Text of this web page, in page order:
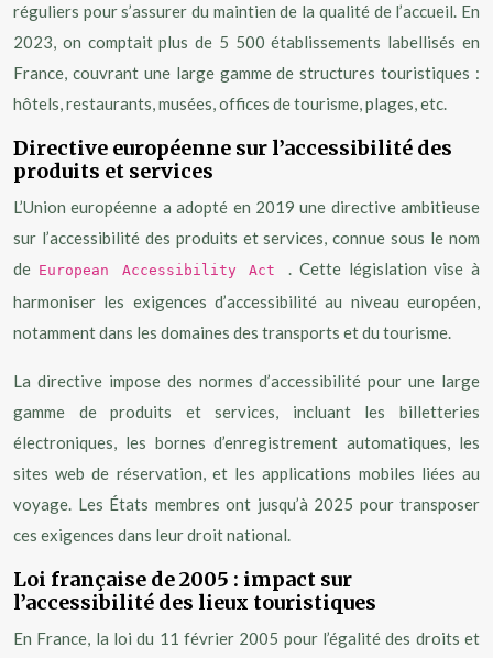
réguliers pour s’assurer du maintien de la qualité de l’accueil. En
2023, on comptait plus de 5 500 établissements labellisés en
France, couvrant une large gamme de structures touristiques :
hôtels, restaurants, musées, offices de tourisme, plages, etc.
Directive européenne sur l’accessibilité des
produits et services
L’Union européenne a adopté en 2019 une directive ambitieuse
sur l’accessibilité des produits et services, connue sous le nom
de European Accessibility Act . Cette législation vise à
harmoniser les exigences d’accessibilité au niveau européen,
notamment dans les domaines des transports et du tourisme.
La directive impose des normes d’accessibilité pour une large
gamme de produits et services, incluant les billetteries
électroniques, les bornes d’enregistrement automatiques, les
sites web de réservation, et les applications mobiles liées au
voyage. Les États membres ont jusqu’à 2025 pour transposer
ces exigences dans leur droit national.
Loi française de 2005 : impact sur
l’accessibilité des lieux touristiques
En France, la loi du 11 février 2005 pour l’égalité des droits et